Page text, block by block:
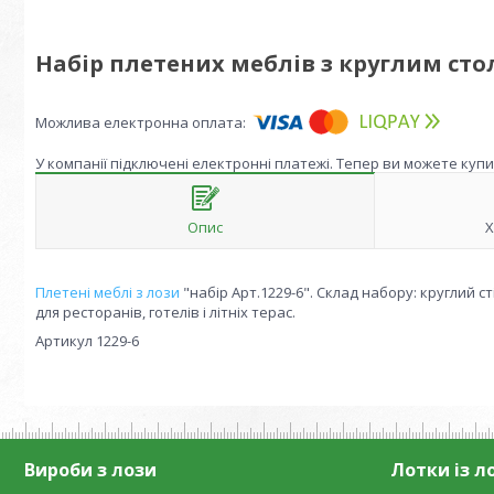
Набір плетених меблів з круглим
У компанії підключені електронні платежі. Тепер ви можете
Опис
Плетені меблі з лози "набір Арт.1229-6". Склад набору: круглий
для ресторанів, готелів і літніх терас.
Артикул 1229-6
Вироби з лози Лотки із